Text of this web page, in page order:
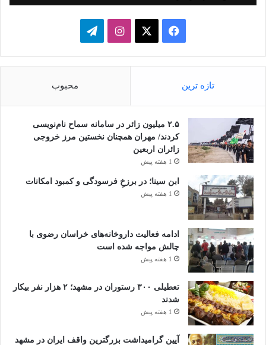
فیسبوک ایکساینستاگرامتلگرام
تازه ترین محبوب
۲.۵ میلیون زائر در سامانه سماح نام‌نویسی
کردند/ مهران همچنان نخستین مرز خروجی
زائران اربعین
1 هفته پیش
ابن سینا؛ در برزخِ فرسودگی و کمبود امکانات
1 هفته پیش
ادامه فعالیت داروخانه‌های خراسان رضوی با
چالش مواجه شده است
1 هفته پیش
تعطیلی ۳۰۰ رستوران در مشهد؛ ۲ هزار نفر بیکار
شدند
1 هفته پیش
آیین گرامیداشت بزرگترین واقف ایران در مشهد